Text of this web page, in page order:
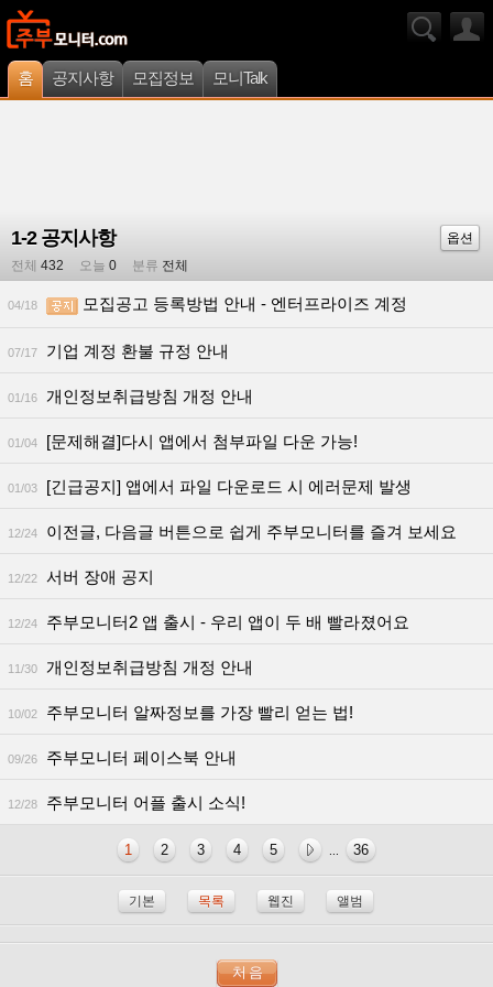
홈 공지사항 모집정보 모니Talk
1-2 공지사항
옵션
전체 432 오늘 0 분류 전체
04/18 모집공고 등록방법 안내 - 엔터프라이즈 계정
07/17 기업 계정 환불 규정 안내
01/16 개인정보취급방침 개정 안내
01/04 [문제해결]다시 앱에서 첨부파일 다운 가능!
01/03 [긴급공지] 앱에서 파일 다운로드 시 에러문제 발생
12/24 이전글, 다음글 버튼으로 쉽게 주부모니터를 즐겨 보세요
12/22 서버 장애 공지
12/24 주부모니터2 앱 출시 - 우리 앱이 두 배 빨라졌어요
11/30 개인정보취급방침 개정 안내
10/02 주부모니터 알짜정보를 가장 빨리 얻는 법!
09/26 주부모니터 페이스북 안내
12/28 주부모니터 어플 출시 소식!
1 2 3 4 5 36
기본 목록 웹진 앨범